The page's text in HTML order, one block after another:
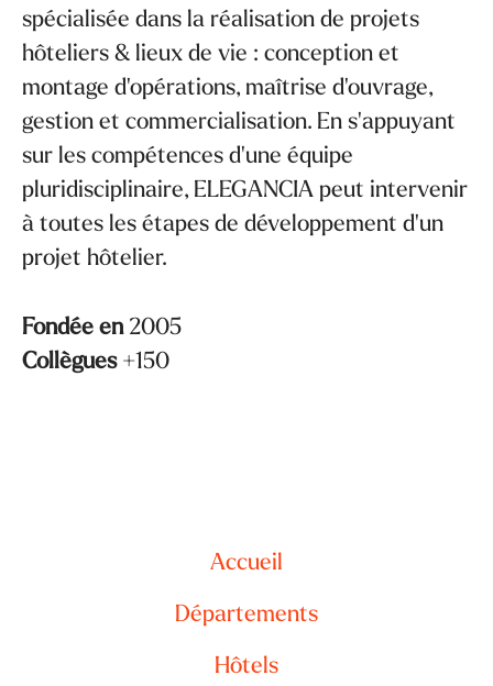
spécialisée dans la réalisation de projets
hôteliers & lieux de vie : conception et
montage d'opérations, maîtrise d'ouvrage,
gestion et commercialisation. En s'appuyant
sur les compétences d'une équipe
pluridisciplinaire, ELEGANCIA peut intervenir
à toutes les étapes de développement d'un
projet hôtelier.
Fondée en 2005
Collègues +150
Accueil
Départements
Hôtels